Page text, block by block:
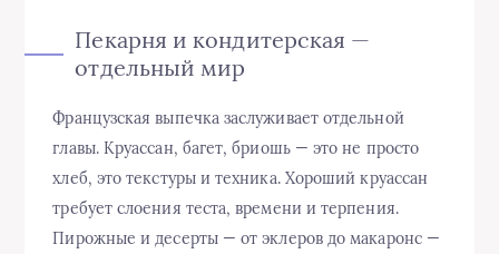
Пекарня и кондитерская —
отдельный мир
Французская выпечка заслуживает отдельной
главы. Круассан, багет, бриошь — это не просто
хлеб, это текстуры и техника. Хороший круассан
требует слоения теста, времени и терпения.
Пирожные и десерты — от эклеров до макаронс —